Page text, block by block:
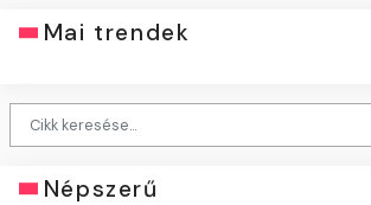
Mai trendek
Népszerű